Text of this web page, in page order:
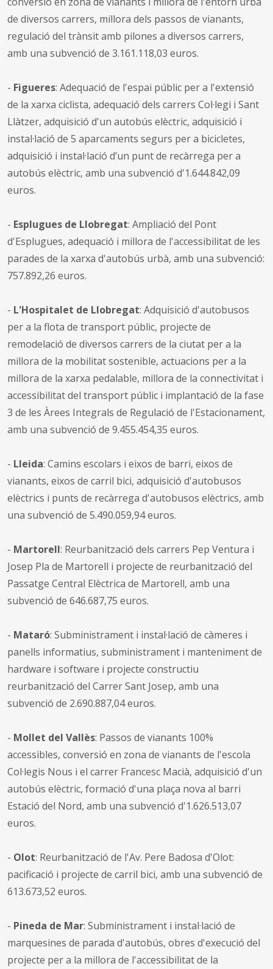
de diversos carrers, millora dels passos de vianants,
regulació del trànsit amb pilones a diversos carrers,
amb una subvenció de 3.161.118,03 euros.
- Figueres: Adequació de l'espai públic per a l'extensió
de la xarxa ciclista, adequació dels carrers Col·legi i Sant
Llàtzer, adquisició d'un autobús elèctric, adquisició i
instal·lació de 5 aparcaments segurs per a bicicletes,
adquisició i instal·lació d’un punt de recàrrega per a
autobús elèctric, amb una subvenció d'1.644.842,09
euros.
- Esplugues de Llobregat: Ampliació del Pont
d'Esplugues, adequació i millora de l'accessibilitat de les
parades de la xarxa d'autobús urbà, amb una subvenció:
757.892,26 euros.
- L'Hospitalet de Llobregat: Adquisició d'autobusos
per a la flota de transport públic, projecte de
remodelació de diversos carrers de la ciutat per a la
millora de la mobilitat sostenible, actuacions per a la
millora de la xarxa pedalable, millora de la connectivitat i
accessibilitat del transport públic i implantació de la fase
3 de les Àrees Integrals de Regulació de l'Estacionament,
amb una subvenció de 9.455.454,35 euros.
- Lleida: Camins escolars i eixos de barri, eixos de
vianants, eixos de carril bici, adquisició d'autobusos
elèctrics i punts de recàrrega d'autobusos elèctrics, amb
una subvenció de 5.490.059,94 euros.
- Martorell: Reurbanització dels carrers Pep Ventura i
Josep Pla de Martorell i projecte de reurbanització del
Passatge Central Elèctrica de Martorell, amb una
subvenció de 646.687,75 euros.
- Mataró: Subministrament i instal·lació de càmeres i
panells informatius, subministrament i manteniment de
hardware i software i projecte constructiu
reurbanització del Carrer Sant Josep, amb una
subvenció de 2.690.887,04 euros.
- Mollet del Vallès: Passos de vianants 100%
accessibles, conversió en zona de vianants de l'escola
Col·legis Nous i el carrer Francesc Macià, adquisició d'un
autobús elèctric, formació d'una plaça nova al barri
Estació del Nord, amb una subvenció d'1.626.513,07
euros.
- Olot: Reurbanització de l'Av. Pere Badosa d'Olot:
pacificació i projecte de carril bici, amb una subvenció de
613.673,52 euros.
- Pineda de Mar: Subministrament i instal·lació de
marquesines de parada d'autobús, obres d'execució del
projecte per a la millora de l'accessibilitat de la